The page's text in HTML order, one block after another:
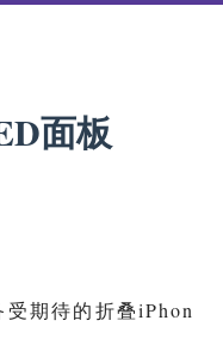
面板
期待的折叠iPhon